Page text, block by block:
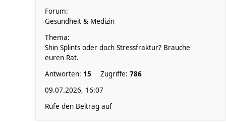
Forum:
Gesundheit & Medizin
Thema:
Shin Splints oder doch Stressfraktur? Brauche
euren Rat.
Antworten: 15 Zugriffe: 786
09.07.2026, 16:07
Rufe den Beitrag auf